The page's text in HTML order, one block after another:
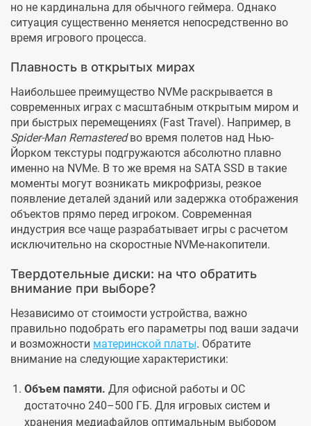
но не кардинальна для обычного геймера. Однако
ситуация существенно меняется непосредственно во
время игрового процесса.
Плавность в открытых мирах
Наибольшее преимущество NVMe раскрывается в
современных играх с масштабным открытым миром и
при быстрых перемещениях (Fast Travel). Например, в
Spider-Man Remasteredво время полетов над Нью-
Йорком текстуры подгружаются абсолютно плавно
именно на NVMe. В то же время на SATA SSD в такие
моменты могут возникать микрофризы, резкое
появление деталей зданий или задержка отображения
объектов прямо перед игроком. Современная
индустрия все чаще разрабатывает игры с расчетом
исключительно на скоростные NVMe-накопители.
Твердотельные диски: на что обратить
внимание при выборе?
Независимо от стоимости устройства, важно
правильно подобрать его параметры под ваши задачи
и возможности материнской платы. Обратите
внимание на следующие характеристики:
Объем памяти. Для офисной работы и ОС
достаточно 240–500 ГБ. Для игровых систем и
хранения медиафайлов оптимальным выбором